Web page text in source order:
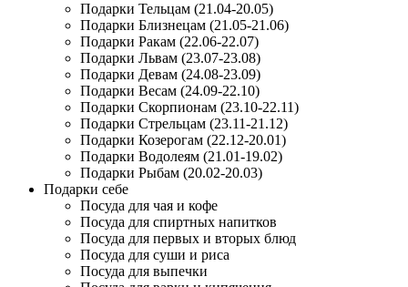
Подарки Тельцам (21.04-20.05)
Подарки Близнецам (21.05-21.06)
Подарки Ракам (22.06-22.07)
Подарки Львам (23.07-23.08)
Подарки Девам (24.08-23.09)
Подарки Весам (24.09-22.10)
Подарки Скорпионам (23.10-22.11)
Подарки Стрельцам (23.11-21.12)
Подарки Козерогам (22.12-20.01)
Подарки Водолеям (21.01-19.02)
Подарки Рыбам (20.02-20.03)
Подарки себе
Посуда для чая и кофе
Посуда для спиртных напитков
Посуда для первых и вторых блюд
Посуда для суши и риса
Посуда для выпечки